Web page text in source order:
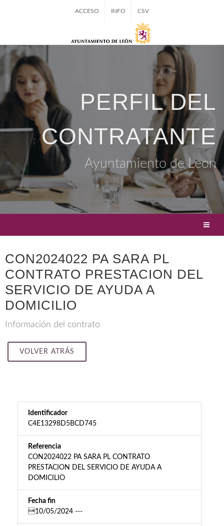
ACCESO INFO CSV
PERFIL DEL
CONTRATANTE
Ayuntamiento de Leon
CON2024022 PA SARA PL
CONTRATO PRESTACION DEL
SERVICIO DE AYUDA A
DOMICILIO
Información del contrato
VOLVER ATRÁS
Identificador
C4E13298D5BCD745
Referencia
CON2024022 PA SARA PL CONTRATO
PRESTACION DEL SERVICIO DE AYUDA A
DOMICILIO
Fecha fin
10/05/2024 ---